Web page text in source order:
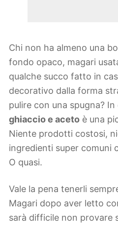
Chi non ha almeno una
fondo opaco, magari
qualche succo fatto in
decorativo dalla forma
pulire con una spugna?
ghiaccio e aceto è una
Niente prodotti costosi,
ingredienti super comuni
O quasi.
Vale la pena tenerli
Magari dopo aver letto
sarà difficile non provare